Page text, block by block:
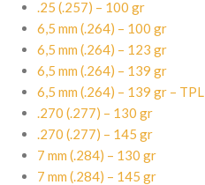
.25 (.257) – 100 gr
6,5 mm (.264) – 100 gr
6,5 mm (.264) – 123 gr
6,5 mm (.264) – 139 gr
6,5 mm (.264) – 139 gr – TPL
.270 (.277) – 130 gr
.270 (.277) – 145 gr
7 mm (.284) – 130 gr
7 mm (.284) – 145 gr